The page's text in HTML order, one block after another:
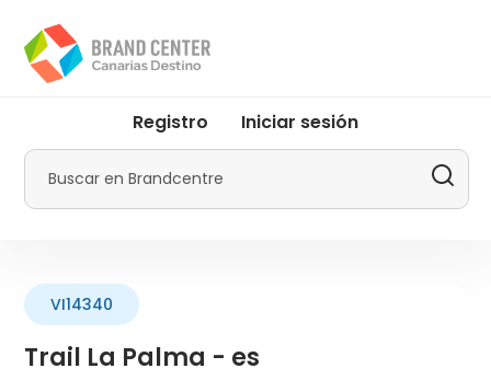
contenido
principal
menu
Promotur
Registro Iniciar sesión
Buscar
Trail La Palma - es
VI14340